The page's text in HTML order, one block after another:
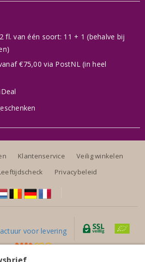
fl. van één soort: 11 + 1 (behalve bij
€75,00 via PostNL (in heel
Klantenservice
Veilig winkelen
Privacybeleid